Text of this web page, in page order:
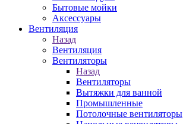
Бытовые мойки
Аксессуары
Вентиляция
Назад
Вентиляция
Вентиляторы
Назад
Вентиляторы
Вытяжки для ванной
Промышленные
Потолочные вентиляторы